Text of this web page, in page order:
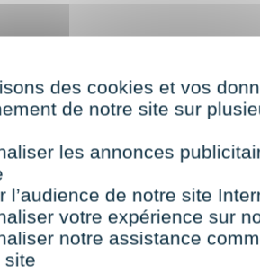
responsable
à l'action
des cookies et vos
de notre site sur
les annonces
l’audience de notre site
votre expérience sur
notre assistance
site